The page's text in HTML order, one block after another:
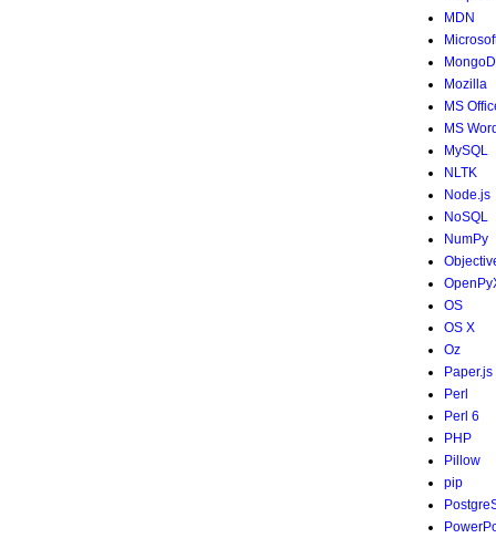
MDN
Mozilla
MS
MS Word
MySQL
NLTK
Node.js
NoSQL
NumPy
OS
OS X
Oz
Paper.js
Perl
Perl 6
PHP
Pillow
pip